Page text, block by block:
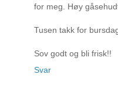
for meg. Høy
Tusen takk for
Sov godt og bli frisk!!
Svar